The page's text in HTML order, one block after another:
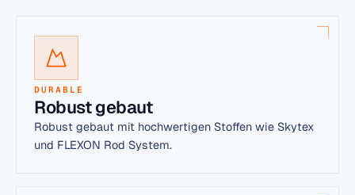
PRIX B2B (ACCÈS REVENDEUR)
DURABLE
Robust gebaut
Robust gebaut mit hochwertigen Stoffen wie Skytex
und FLEXON Rod System.